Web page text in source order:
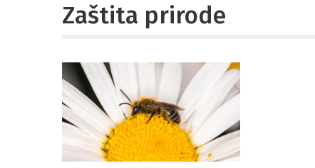
Zaštita prirode